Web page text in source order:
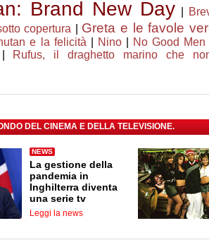
Brand New Day
copertura Greta e le favole
e la felicità Nino| No Good Men
Rufus, il draghetto marino che
DEL CINEMA E DELLA TELEVISIONE.
NEWS
La gestione della
pandemia in
Inghilterra diventa
una serie tv
Leggi la news